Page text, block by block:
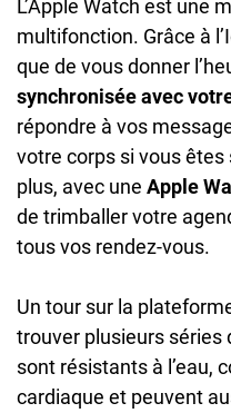
L’Apple Watch est une
multifonction. Grâce à
que de vous donner
synchroniséeavec
répondre à vos
votre corps si vous
plus, avec une Apple
de trimballer votre
tous vos rendez-vous.
Un tour sur la
trouver plusieurs séries
sont résistants à l’eau,
cardiaque et peuvent